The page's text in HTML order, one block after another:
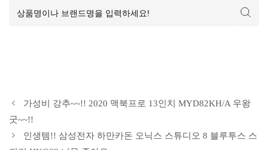
가성비 강추~~!! 2020 맥북프로 13인치 MYD82KH/A 우왕
굿~~!!
인생템!! 삼성전자 하만카돈 오닉스 스튜디오 8 블루투스 스